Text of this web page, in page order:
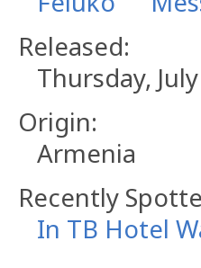
Released:
Thursday,
Origin:
Armenia
Recently
In TB Hotel